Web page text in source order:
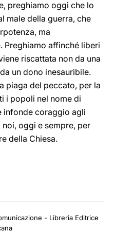
preghiamo oggi che lo
male della guerra, che
ma
Preghiamo affinché liberi
riscattata non da una
un dono inesauribile.
piaga del peccato, per la
i popoli nel nome di
infonde coraggio agli
oggi e sempre, per
della Chiesa.
- Libreria Editrice